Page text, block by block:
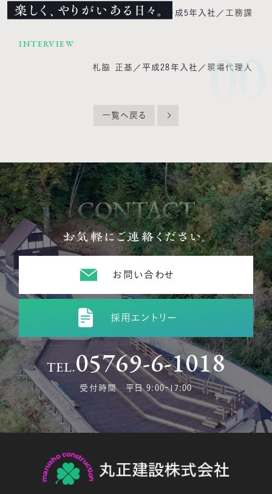
吉脇 豊 平成5年入社 工務課
INTERVIEW 00
楽しく、やりがいある日々。
札脇 正基 平成28年入社 現場代理人
一覧へ戻る
CONTACT
お気軽にご連絡ください。
お問い合わせ
採用エントリー
TEL.05769-6-1018
受付時間 平日 9:00-17:00